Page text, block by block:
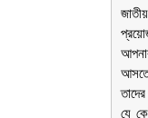
আসতে
যে